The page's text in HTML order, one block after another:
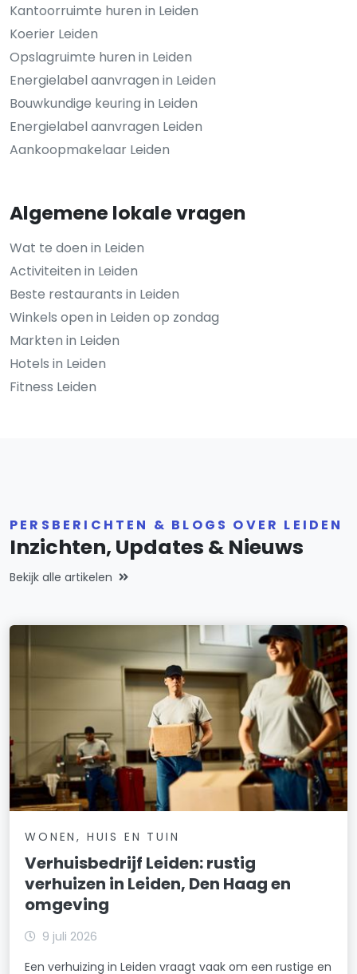
Kantoorruimte huren in Leiden
Koerier Leiden
Opslagruimte huren in Leiden
Energielabel aanvragen in Leiden
Bouwkundige keuring in Leiden
Energielabel aanvragen Leiden
Aankoopmakelaar Leiden
Algemene lokale vragen
Wat te doen in Leiden
Activiteiten in Leiden
Beste restaurants in Leiden
Winkels open in Leiden op zondag
Markten in Leiden
Hotels in Leiden
Fitness Leiden
PERSBERICHTEN & BLOGS OVER LEIDEN
Inzichten, Updates & Nieuws
Bekijk alle artikelen
WONEN, HUIS EN TUIN
Verhuisbedrijf Leiden: rustig
verhuizen in Leiden, Den Haag en
omgeving
9 juli 2026
Een verhuizing in Leiden vraagt vaak om een rustige en